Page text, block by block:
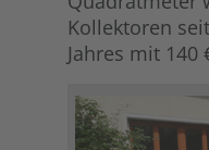
Kollektoren
Jahres mit 140